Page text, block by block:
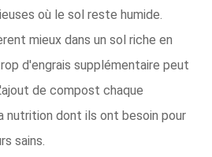
où le sol reste humide.
mieux dans un sol riche en
d'engrais supplémentaire peut
de compost chaque
nutrition dont ils ont besoin pour
sains.